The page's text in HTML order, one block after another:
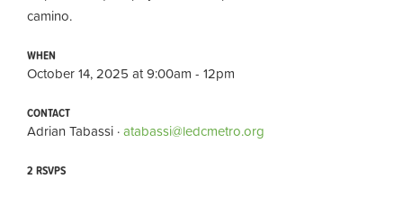
camino.
WHEN
October 14, 2025 at 9:00am - 12pm
CONTACT
Adrian Tabassi ·atabassi@ledcmetro.org
2 RSVPS